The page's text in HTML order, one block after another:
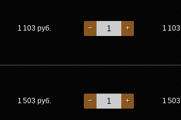
1 103 руб. − + 1 103
1 503 руб. − + 1 503